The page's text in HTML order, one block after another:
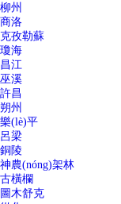
柳州
商洛
克孜勒蘇
瓊海
昌江
巫溪
許昌
朔州
樂(lè)平
呂梁
銅陵
神農(nóng)架林
古橫欄
圖木舒克